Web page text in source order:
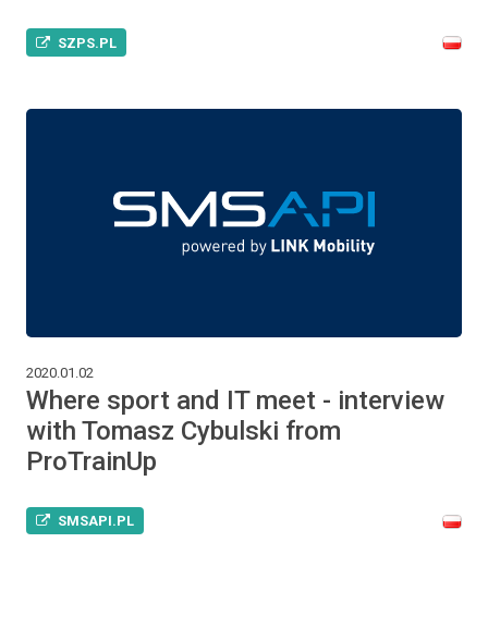
SZPS.PL
2020.01.02
Where sport and IT meet - interview
with Tomasz Cybulski from
ProTrainUp
SMSAPI.PL